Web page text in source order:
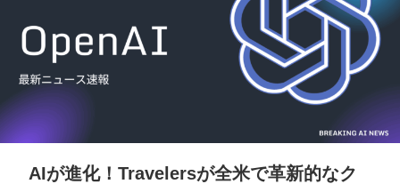
AIが進化！Travelersが全米で革新的なク